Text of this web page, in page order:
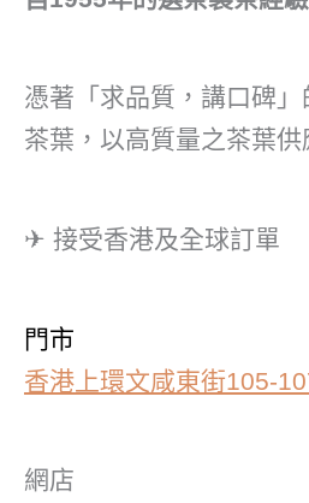
憑著「求品質，講口碑
茶葉，以高質量之茶葉供
✈ 接受香港及全球訂單
門市
香港上環文咸東街105-
網店